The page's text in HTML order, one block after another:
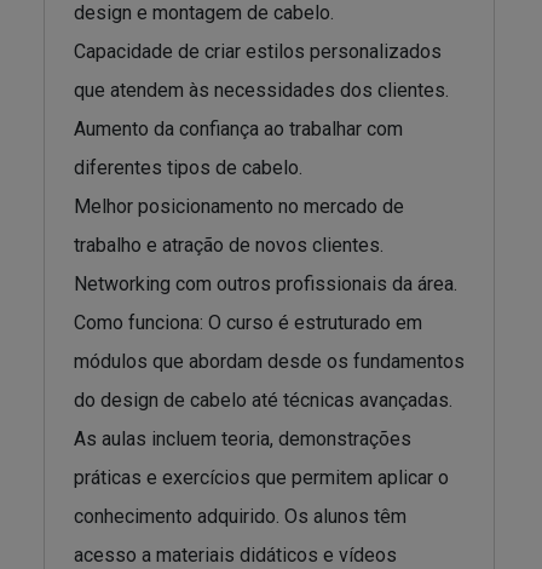
design e montagem de cabelo.
Capacidade de criar estilos personalizados
que atendem às necessidades dos clientes.
Aumento da confiança ao trabalhar com
diferentes tipos de cabelo.
Melhor posicionamento no mercado de
trabalho e atração de novos clientes.
Networking com outros profissionais da área.
Como funciona: O curso é estruturado em
módulos que abordam desde os fundamentos
do design de cabelo até técnicas avançadas.
As aulas incluem teoria, demonstrações
práticas e exercícios que permitem aplicar o
conhecimento adquirido. Os alunos têm
acesso a materiais didáticos e vídeos